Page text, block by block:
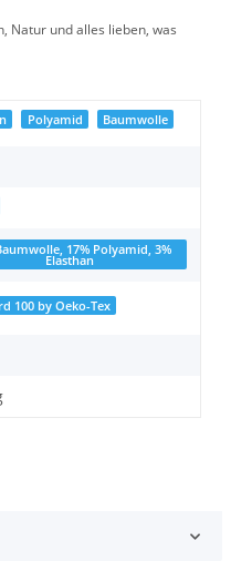
Natur und alles lieben, was
Polyamid Baumwolle
17% Polyamid, 3%
Elasthan
100 by Oeko-Tex